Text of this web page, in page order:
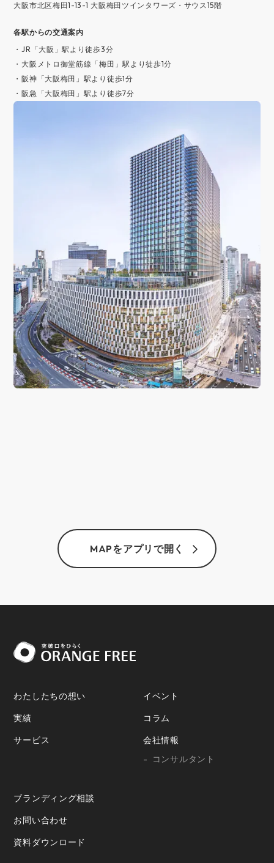
大阪市北区梅田1-13-1 大阪梅田ツインタワーズ・サウス15階
各駅からの交通案内
・JR「大阪」駅より徒歩3分
・大阪メトロ御堂筋線「梅田」駅より徒歩1分
・阪神「大阪梅田」駅より徒歩1分
・阪急「大阪梅田」駅より徒歩7分
MAPをアプリで開く
わたしたちの想い
実績
サービス
イベント
コラム
会社情報
コンサルタント
ブランディング相談
お問い合わせ
資料ダウンロード